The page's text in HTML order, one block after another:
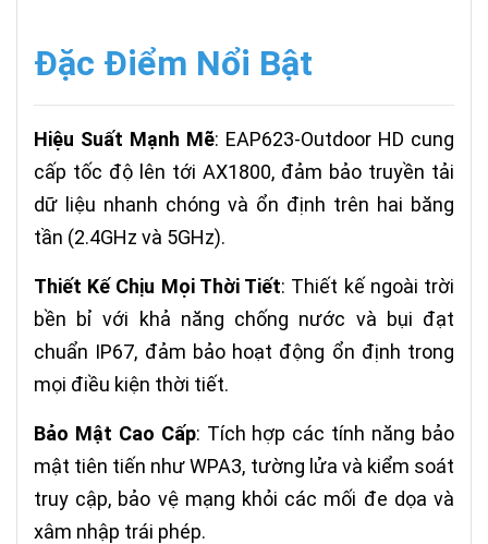
Đặc Điểm Nổi Bật
Hiệu Suất Mạnh Mẽ: EAP623-Outdoor HD cung
cấp tốc độ lên tới AX1800, đảm bảo truyền tải
dữ liệu nhanh chóng và ổn định trên hai băng
tần (2.4GHz và 5GHz).
Thiết Kế Chịu Mọi Thời Tiết: Thiết kế ngoài trời
bền bỉ với khả năng chống nước và bụi đạt
chuẩn IP67, đảm bảo hoạt động ổn định trong
mọi điều kiện thời tiết.
Bảo Mật Cao Cấp: Tích hợp các tính năng bảo
mật tiên tiến như WPA3, tường lửa và kiểm soát
truy cập, bảo vệ mạng khỏi các mối đe dọa và
xâm nhập trái phép.